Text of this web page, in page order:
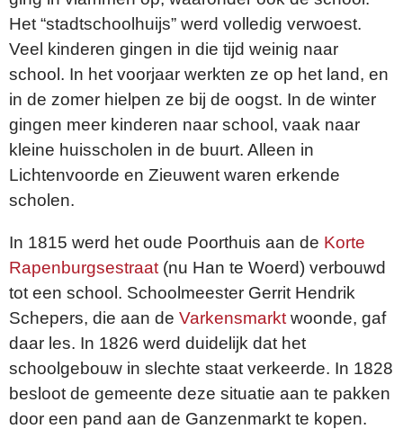
Het “stadtschoolhuijs” werd volledig verwoest.
Veel kinderen gingen in die tijd weinig naar
school. In het voorjaar werkten ze op het land, en
in de zomer hielpen ze bij de oogst. In de winter
gingen meer kinderen naar school, vaak naar
kleine huisscholen in de buurt. Alleen in
Lichtenvoorde en Zieuwent waren erkende
scholen.
In 1815 werd het oude Poorthuis aan de Korte
Rapenburgsestraat (nu Han te Woerd) verbouwd
tot een school. Schoolmeester Gerrit Hendrik
Schepers, die aan de Varkensmarkt woonde, gaf
daar les. In 1826 werd duidelijk dat het
schoolgebouw in slechte staat verkeerde. In 1828
besloot de gemeente deze situatie aan te pakken
door een pand aan de Ganzenmarkt te kopen.